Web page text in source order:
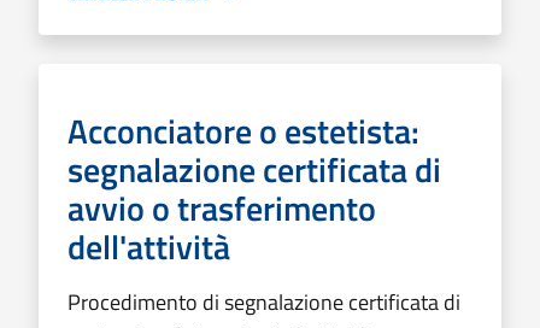
Acconciatore o estetista:
segnalazione certificata di
avvio o trasferimento
dell'attività
Procedimento di segnalazione certificata di